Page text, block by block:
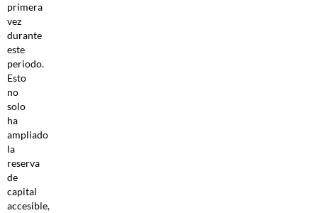
primera
vez
durante
este
periodo.
Esto
no
solo
ha
ampliado
la
reserva
de
capital
accesible,